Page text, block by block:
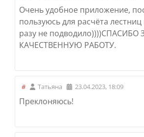
Очень удобное приложение,
пользуюсь для расчёта
разу не подводило))))СПАСИБО
КАЧЕСТВЕННУЮ РАБОТУ.
# Татьяна 23.04.2023, 18:09
Преклоняюсь!